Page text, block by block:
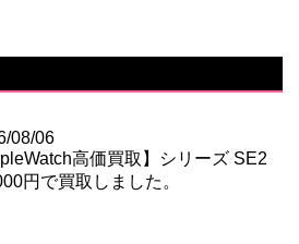
08/06
高価買取】シリーズ SE2
円で買取しました。